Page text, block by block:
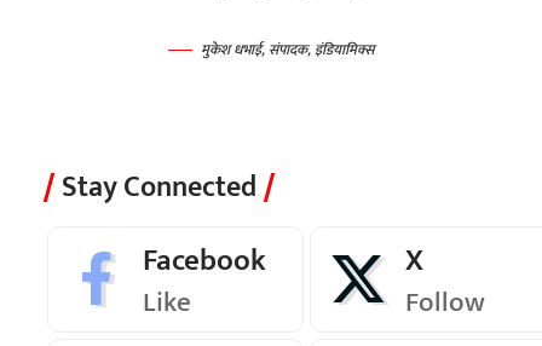
मुकेश धभाई, संपादक, इंडियामिक्स
Stay Connected
Facebook
Like
X
Follow